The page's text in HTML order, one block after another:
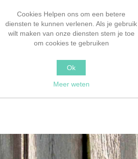
Cookies Helpen ons om een betere
diensten te kunnen verlenen. Als je gebruik
wilt maken van onze diensten stem je toe
om cookies te gebruiken
Ok
Meer weten